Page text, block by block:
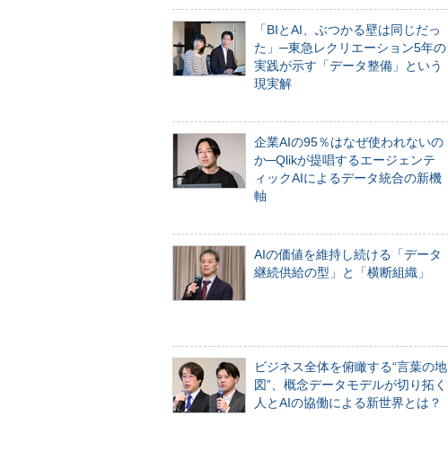
「BIとAI、ぶつかる壁は同じだっ
た」─東急レクリエーション5年の
実践が示す「データ整備」という
現実解
企業AIの95％はなぜ使われないの
か─Qlikが提唱するエージェンテ
ィックAIによるデータ統合の新機
軸
AIの価値を維持し続ける「データ
継続供給の型」と「横断組織」
ビジネス全体を俯瞰する“言葉の地
図”、概念データモデルが切り拓く
人とAIの協働による新世界とは？